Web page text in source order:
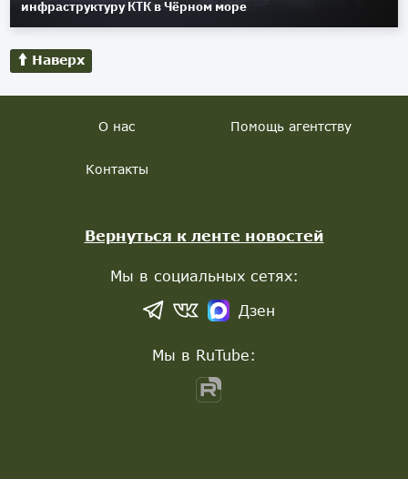
инфраструктуру КТК в Чёрном море
Наверх
О нас Помощь агентству
Контакты
Вернуться к ленте новостей
Мы в социальных сетях:
Дзен
Мы в RuTube: